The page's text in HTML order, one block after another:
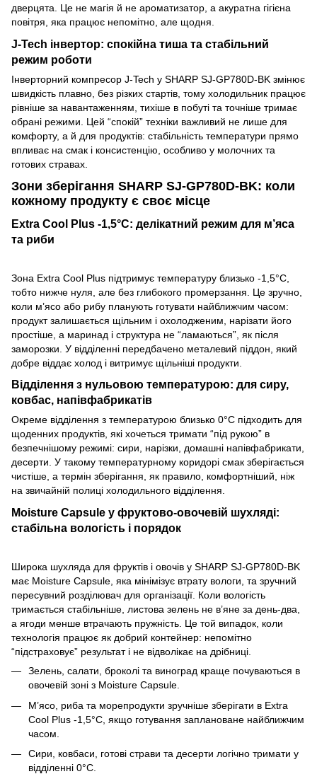
дверцята. Це не магія й не ароматизатор, а акуратна гігієна
повітря, яка працює непомітно, але щодня.
J-Tech інвертор: спокійна тиша та стабільний
режим роботи
Інверторний компресор J-Tech у SHARP SJ-GP780D-BK змінює
швидкість плавно, без різких стартів, тому холодильник працює
рівніше за навантаженням, тихіше в побуті та точніше тримає
обрані режими. Цей “спокій” техніки важливий не лише для
комфорту, а й для продуктів: стабільність температури прямо
впливає на смак і консистенцію, особливо у молочних та
готових стравах.
Зони зберігання SHARP SJ-GP780D-BK: коли
кожному продукту є своє місце
Extra Cool Plus -1,5°C: делікатний режим для м’яса
та риби
Зона Extra Cool Plus підтримує температуру близько -1,5°C,
тобто нижче нуля, але без глибокого промерзання. Це зручно,
коли м’ясо або рибу планують готувати найближчим часом:
продукт залишається щільним і охолодженим, нарізати його
простіше, а маринад і структура не “ламаються”, як після
заморозки. У відділенні передбачено металевий піддон, який
добре віддає холод і витримує щільніші продукти.
Відділення з нульовою температурою: для сиру,
ковбас, напівфабрикатів
Окреме відділення з температурою близько 0°C підходить для
щоденних продуктів, які хочеться тримати “під рукою” в
безпечнішому режимі: сири, нарізки, домашні напівфабрикати,
десерти. У такому температурному коридорі смак зберігається
чистіше, а термін зберігання, як правило, комфортніший, ніж
на звичайній полиці холодильного відділення.
Moisture Capsule у фруктово-овочевій шухляді:
стабільна вологість і порядок
Широка шухляда для фруктів і овочів у SHARP SJ-GP780D-BK
має Moisture Capsule, яка мінімізує втрату вологи, та зручний
пересувний розділювач для організації. Коли вологість
тримається стабільніше, листова зелень не в’яне за день-два,
а ягоди менше втрачають пружність. Це той випадок, коли
технологія працює як добрий контейнер: непомітно
“підстраховує” результат і не відволікає на дрібниці.
Зелень, салати, броколі та виноград краще почуваються в
овочевій зоні з Moisture Capsule.
М’ясо, риба та морепродукти зручніше зберігати в Extra
Cool Plus -1,5°C, якщо готування заплановане найближчим
часом.
Сири, ковбаси, готові страви та десерти логічно тримати у
відділенні 0°C.